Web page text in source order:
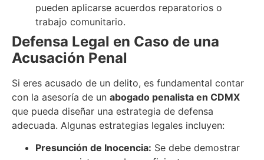
pueden aplicarse acuerdos reparatorios o
trabajo comunitario.
Defensa Legal en Caso de una
Acusación Penal
Si eres acusado de un delito, es fundamental contar
con la asesoría de un abogado penalista en CDMX
que pueda diseñar una estrategia de defensa
adecuada. Algunas estrategias legales incluyen:
Presunción de Inocencia: Se debe demostrar